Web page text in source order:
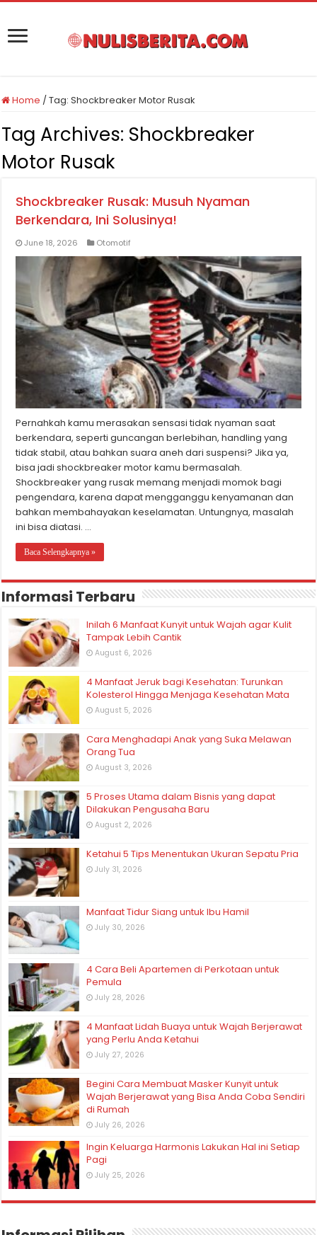
Home /Tag:Shockbreaker Motor Rusak
Tag Archives: Shockbreaker
Motor Rusak
Shockbreaker Rusak: Musuh Nyaman
Berkendara, Ini Solusinya!
June 18, 2026 Otomotif
Pernahkah kamu merasakan sensasi tidak nyaman saat
berkendara, seperti guncangan berlebihan, handling yang
tidak stabil, atau bahkan suara aneh dari suspensi? Jika ya,
bisa jadi shockbreaker motor kamu bermasalah.
Shockbreaker yang rusak memang menjadi momok bagi
pengendara, karena dapat mengganggu kenyamanan dan
bahkan membahayakan keselamatan. Untungnya, masalah
ini bisa diatasi. …
Baca Selengkapnya »
Informasi Terbaru
Inilah 6 Manfaat Kunyit untuk Wajah agar Kulit
Tampak Lebih Cantik
August 6, 2026
4 Manfaat Jeruk bagi Kesehatan: Turunkan
Kolesterol Hingga Menjaga Kesehatan Mata
August 5, 2026
Cara Menghadapi Anak yang Suka Melawan
Orang Tua
August 3, 2026
5 Proses Utama dalam Bisnis yang dapat
Dilakukan Pengusaha Baru
August 2, 2026
Ketahui 5 Tips Menentukan Ukuran Sepatu Pria
July 31, 2026
Manfaat Tidur Siang untuk Ibu Hamil
July 30, 2026
4 Cara Beli Apartemen di Perkotaan untuk
Pemula
July 28, 2026
4 Manfaat Lidah Buaya untuk Wajah Berjerawat
yang Perlu Anda Ketahui
July 27, 2026
Begini Cara Membuat Masker Kunyit untuk
Wajah Berjerawat yang Bisa Anda Coba Sendiri
di Rumah
July 26, 2026
Ingin Keluarga Harmonis Lakukan Hal ini Setiap
Pagi
July 25, 2026